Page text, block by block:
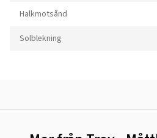
Halkmotsånd
Solblekning